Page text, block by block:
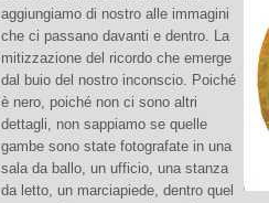
aggiungiamo di nostro alle immagini
che ci passano davanti e dentro. La
mitizzazione del ricordo che emerge
dal buio del nostro inconscio. Poiché
è nero, poiché non ci sono altri
dettagli, non sappiamo se quelle
gambe sono state fotografate in una
sala da ballo, un ufficio, una stanza
da letto, un marciapiede, dentro quel